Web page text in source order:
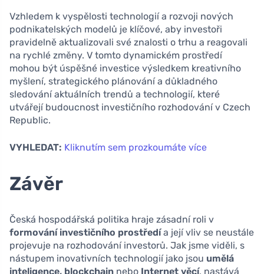
Vzhledem k vyspělosti technologií a rozvoji nových
podnikatelských modelů je klíčové, aby investoři
pravidelně aktualizovali své znalosti o trhu a reagovali
na rychlé změny. V tomto dynamickém prostředí
mohou být úspěšné investice výsledkem kreativního
myšlení, strategického plánování a důkladného
sledování aktuálních trendů a technologií, které
utvářejí budoucnost investičního rozhodování v Czech
Republic.
VYHLEDAT: Kliknutím sem prozkoumáte více
Závěr
Česká hospodářská politika hraje zásadní roli v
formování investičního prostředía její vliv se neustále
projevuje na rozhodování investorů. Jak jsme viděli, s
nástupem inovativních technologií jako jsou umělá
inteligence, blockchain nebo Internet věcí, nastává